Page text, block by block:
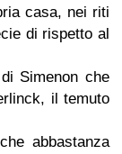
casa, nei riti
di rispetto al
Simenon che
il temuto
abbastanza